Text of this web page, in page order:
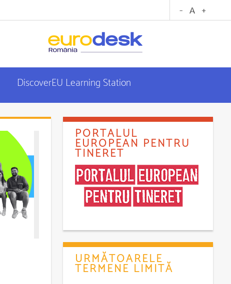
DiscoverEU Learning Station
PORTALUL
EUROPEAN PENTRU
TINERET
URMĂTOARELE
TERMENE LIMITĂ